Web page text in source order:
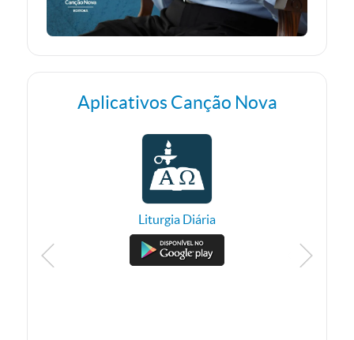
Aplicativos Canção Nova
Liturgia Diária